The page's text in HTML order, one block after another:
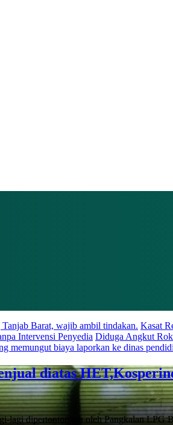
Barat, wajib ambil tindakan. Kasat
Intervensi Penyedia Diduga Angkut
memungut biaya laporkan ke dinas
diatas
lagi dipertontonkan oleh Pangkalan LPG